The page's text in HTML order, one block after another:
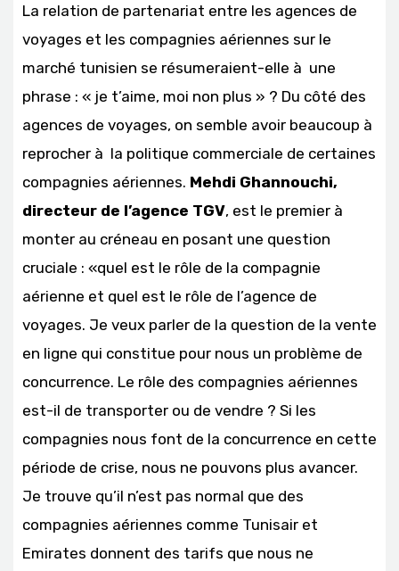
La relation de partenariat entre les agences de
voyages et les compagnies aériennes sur le
marché tunisien se résumeraient-elle à une
phrase : « je t’aime, moi non plus » ? Du côté des
agences de voyages, on semble avoir beaucoup à
reprocher à la politique commerciale de certaines
compagnies aériennes. Mehdi Ghannouchi,
directeur de l’agence TGV, est le premier à
monter au créneau en posant une question
cruciale : «quel est le rôle de la compagnie
aérienne et quel est le rôle de l’agence de
voyages. Je veux parler de la question de la vente
en ligne qui constitue pour nous un problème de
concurrence. Le rôle des compagnies aériennes
est-il de transporter ou de vendre ? Si les
compagnies nous font de la concurrence en cette
période de crise, nous ne pouvons plus avancer.
Je trouve qu’il n’est pas normal que des
compagnies aériennes comme Tunisair et
Emirates donnent des tarifs que nous ne